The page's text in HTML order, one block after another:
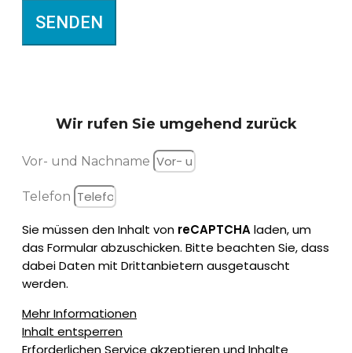
SENDEN
Wir rufen Sie umgehend zurück
Vor- und Nachname
Telefon
Sie müssen den Inhalt von reCAPTCHAladen, um
das Formular abzuschicken. Bitte beachten Sie, dass
dabei Daten mit Drittanbietern ausgetauscht
werden.
Mehr Informationen
Inhalt entsperren
Erforderlichen Service akzeptieren und Inhalte